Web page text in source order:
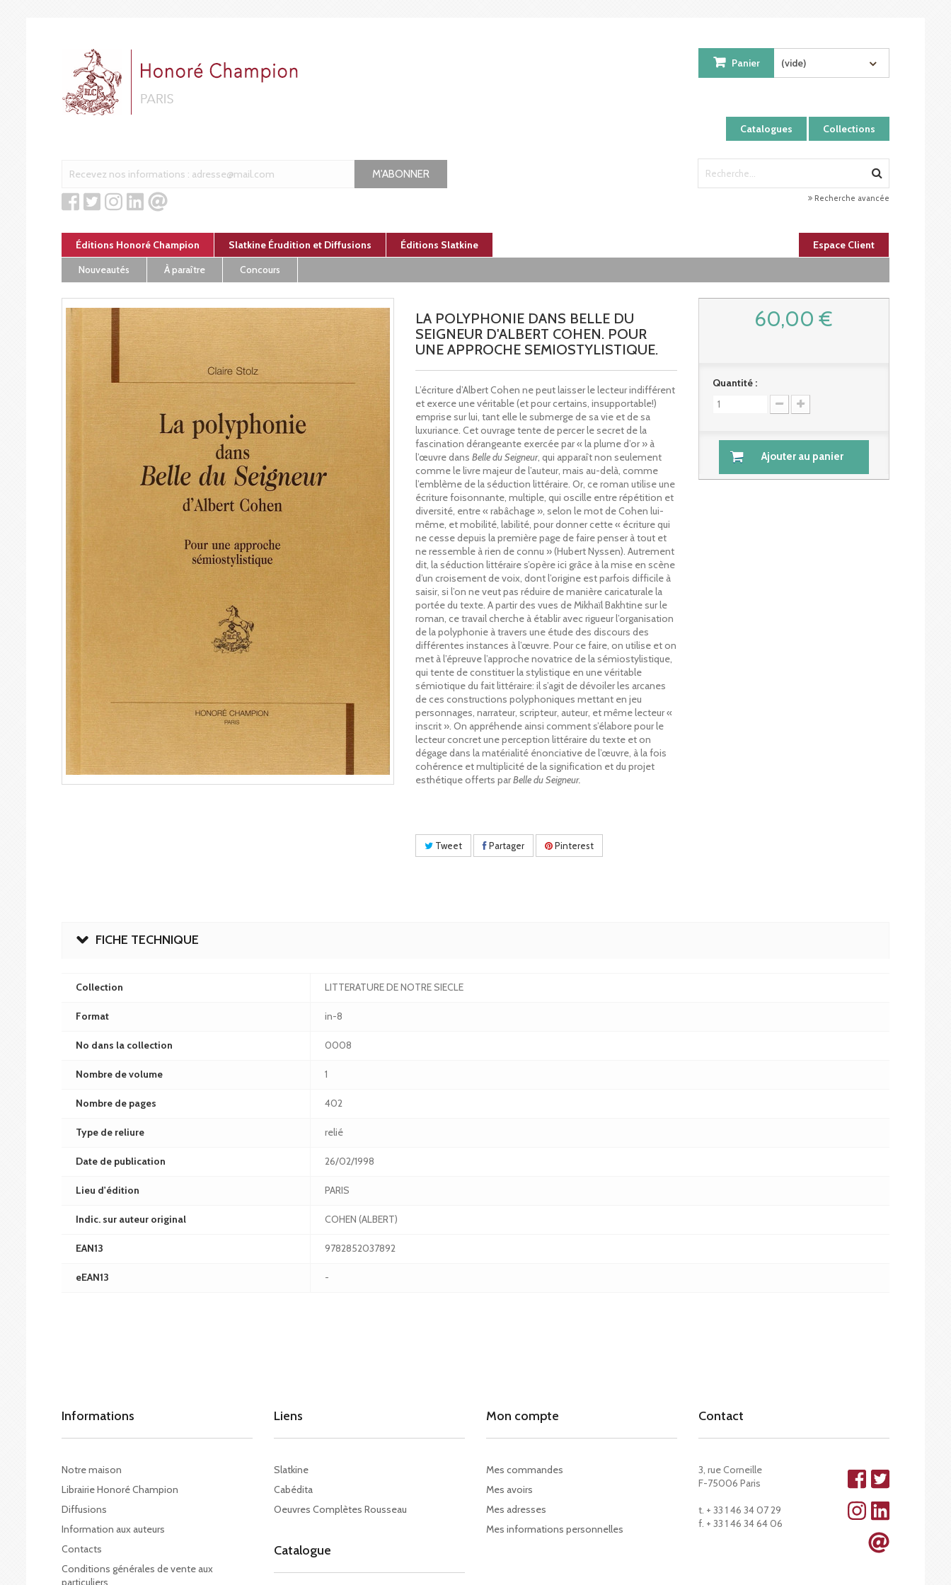
Catalogues Collections
Panier (vide)
M'ABONNER
Recherche avancée
Éditions Honoré Champion Slatkine Érudition et Diffusions Éditions Slatkine
Espace Client
Nouveautés
À paraître Concours
LA POLYPHONIE DANS BELLE DU
SEIGNEUR D'ALBERT COHEN. POUR
UNE APPROCHE SEMIOSTYLISTIQUE.
L’écriture d’Albert Cohen ne peut laisser le lecteur indifférent
et exerce une véritable (et pour certains, insupportable!)
emprise sur lui, tant elle le submerge de sa vie et de sa
luxuriance. Cet ouvrage tente de percer le secret de la
fascination dérangeante exercée par « la plume d’or » à
l’œuvre dans Belle du Seigneur, qui apparaît non seulement
comme le livre majeur de l’auteur, mais au-delà, comme
l’emblème de la séduction littéraire. Or, ce roman utilise une
écriture foisonnante, multiple, qui oscille entre répétition et
diversité, entre « rabâchage », selon le mot de Cohen lui-
même, et mobilité, labilité, pour donner cette « écriture qui
ne cesse depuis la première page de faire penser à tout et
ne ressemble à rien de connu » (Hubert Nyssen). Autrement
dit, la séduction littéraire s’opère ici grâce à la mise en scène
d’un croisement de voix, dont l’origine est parfois difficile à
saisir, si l’on ne veut pas réduire de manière caricaturale la
portée du texte. A partir des vues de Mikhaïl Bakhtine sur le
roman, ce travail cherche à établir avec rigueur l’organisation
de la polyphonie à travers une étude des discours des
différentes instances à l’œuvre. Pour ce faire, on utilise et on
met à l’épreuve l’approche novatrice de la sémiostylistique,
qui tente de constituer la stylistique en une véritable
sémiotique du fait littéraire: il s’agit de dévoiler les arcanes
de ces constructions polyphoniques mettant en jeu
personnages, narrateur, scripteur, auteur, et même lecteur «
inscrit ». On appréhende ainsi comment s’élabore pour le
lecteur concret une perception littéraire du texte et on
dégage dans la matérialité énonciative de l’œuvre, à la fois
cohérence et multiplicité de la signification et du projet
esthétique offerts parBelle du Seigneur.
Tweet Partager Pinterest
60,00 €
Quantité :
Ajouter au panier
FICHE TECHNIQUE
Collection LITTERATURE DE NOTRE SIECLE
Format in-8
No dans la collection 0008
Nombre de volume 1
Nombre de pages 402
Type de reliure relié
Date de publication 26/02/1998
Lieu d'édition PARIS
Indic. sur auteur original COHEN (ALBERT)
EAN13 9782852037892
eEAN13 -
Informations
Notre maison
Librairie Honoré Champion
Diffusions
Information aux auteurs
Contacts
Conditions générales de vente aux
particuliers
Liens
Slatkine
Cabédita
Oeuvres Complètes Rousseau
Catalogue
Mon compte
Mes commandes
Mes avoirs
Mes adresses
Mes informations personnelles
Contact
3, rue Corneille
F-75006 Paris
t. + 33 1 46 34 07 29
f. + 33 1 46 34 64 06